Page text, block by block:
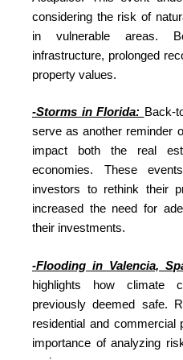
considering the risk of
in vulnerable areas.
infrastructure, prolonged
property values.
-Storms in Florida: Back-
serve as another reminder
impact both the real
economies. These
investors to rethink their
increased the need for
their investments.
-Flooding in Valencia,
highlights how climate
previously deemed safe.
residential and commercial
importance of analyzing